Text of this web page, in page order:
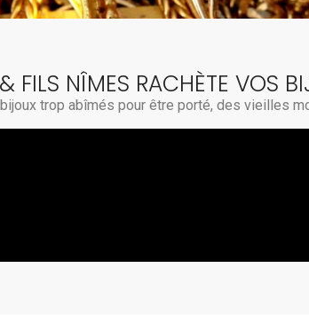
FILS NÎMES RACHÈTE VOS
trop abîmés pour être porté, des vieilles